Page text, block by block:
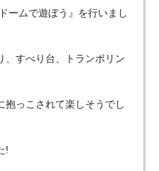
ームで遊ぼう』を行いまし
、すべり台、トランポリン
抱っこされて楽しそうでし
!